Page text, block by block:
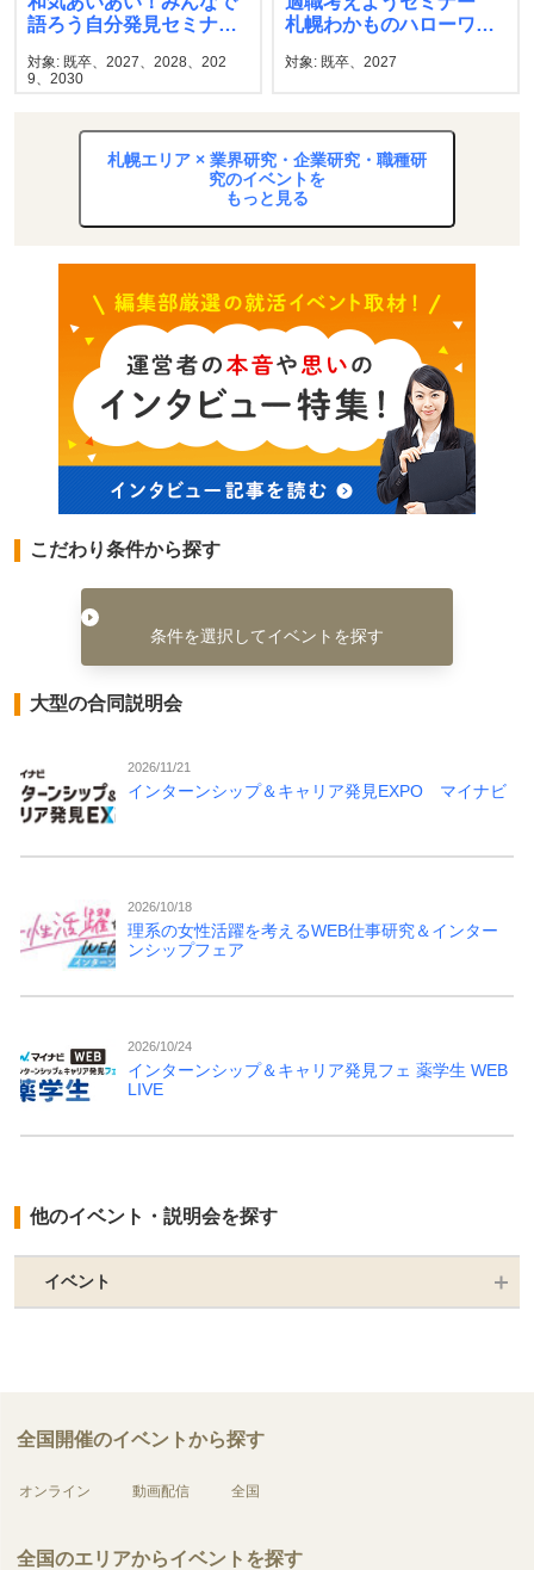
語ろう自分発見セミナ
ワーク
対象: 既卒、2027、2028、202
9、2030
札幌わかものハローワー
対象: 既卒、2027
札幌エリア × 業界研究・企業研究・職種研
究のイベントを
もっと見る
こだわり条件から探す
条件を選択してイベントを探す
大型の合同説明会
2026/11/21
インターンシップ＆キャリア発見EXPO マイナビ
2026/10/18
理系の女性活躍を考えるWEB仕事研究＆インター
ンシップフェア
2026/10/24
インターンシップ＆キャリア発見フェ 薬学生 WEB
LIVE
他のイベント・説明会を探す
イベント
全国開催のイベントから探す
オンライン 動画配信 全国
全国のエリアからイベントを探す